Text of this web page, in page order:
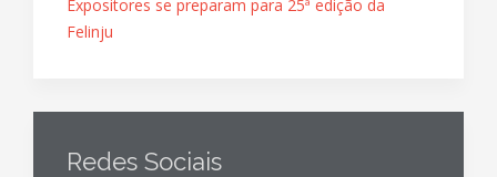
Expositores se preparam para 25ª edição da
Felinju
Redes Sociais